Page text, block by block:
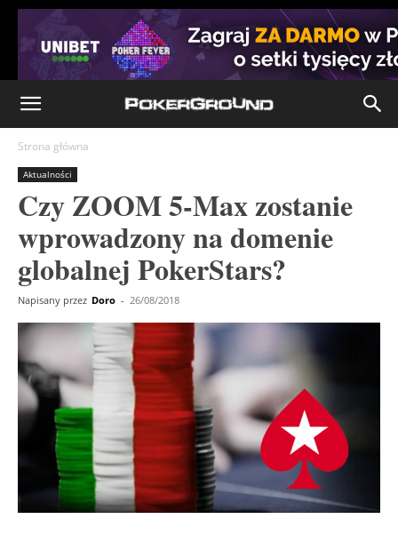
Strona główna
Aktualności
Czy ZOOM 5-Max zostanie
wprowadzony na domenie
globalnej PokerStars?
Napisany przez Doro - 26/08/2018